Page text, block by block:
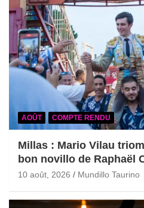
AOÛT COMPTE RENDU
Millas : Mario Vilau
bon novillo de Raphaël
10 août, 2026 Mundillo Taurino